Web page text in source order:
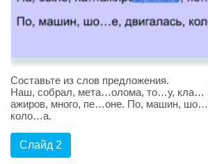
Составьте из слов предложения.
Наш, собрал, мета…олома, то…у,
ажиров, много, пе…оне. По, машин,
коло…а.
Слайд 2